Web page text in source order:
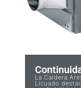
La Caldera
Licuado